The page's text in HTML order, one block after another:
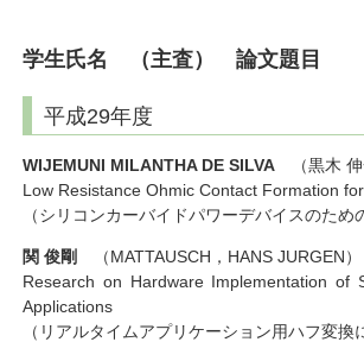
学生氏名 （主査） 論文題目
平成29年度
WIJEMUNI MILANTHA DE SILVA （黒木 伸
Low Resistance Ohmic Contact Formation
（シリコンカーバイドパワーデバイスのた
関 俊剛
（MATTAUSCH，HANS JURGEN）
Research on Hardware Implementation of
Applications
（リアルタイムアプリケーション用ハフ変